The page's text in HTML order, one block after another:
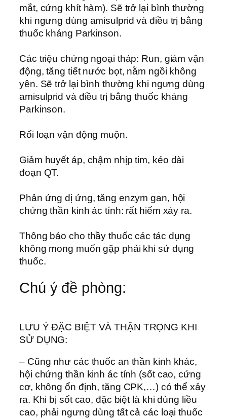
mắt, cứng khít hàm). Sẽ trở lại bình thường
khi ngưng dùng amisulprid và điều trị bằng
thuốc kháng Parkinson.
Các triệu chứng ngoại tháp: Run, giảm vận
động, tăng tiết nước bọt, nằm ngồi không
yên. Sẽ trở lại bình thường khi ngưng dùng
amisulprid và điều trị bằng thuốc kháng
Parkinson.
Rối loạn vận động muộn.
Giảm huyết áp, chậm nhịp tim, kéo dài
đoạn QT.
Phản ứng dị ứng, tăng enzym gan, hội
chứng thần kinh ác tính: rất hiếm xảy ra.
Thông báo cho thầy thuốc các tác dụng
không mong muốn gặp phải khi sử dụng
thuốc.
Chú ý đề phòng:
LƯU Ý ĐẶC BIỆT VÀ THẬN TRỌNG KHI
SỬ DỤNG:
– Cũng như các thuốc an thần kinh khác,
hội chứng thần kinh ác tính (sốt cao, cứng
cơ, không ổn định, tăng CPK,…) có thể xảy
ra. Khi bị sốt cao, đặc biệt là khi dùng liều
cao, phải ngưng dùng tất cả các loại thuốc